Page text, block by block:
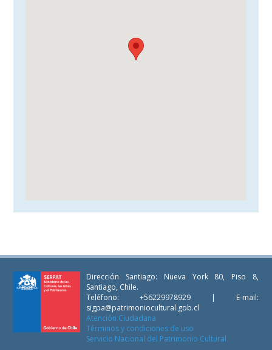
Dirección Santiago: Nueva York 80, Piso 8,
Santiago, Chile.
Teléfono: +56229978929 | E-mail:
sigpa@patrimoniocultural.gob.cl
Atención Ciudadana
Términos y condiciones de uso
Servicio Nacional del Patrimonio Cultural